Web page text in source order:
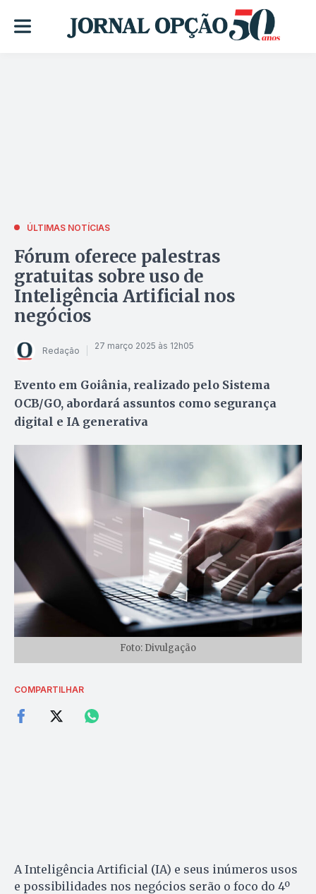
ÚLTIMAS NOTÍCIAS
Fórum oferece palestras
gratuitas sobre uso de
Inteligência Artificial nos
negócios
Redação 27 março 2025 às 12h05
Evento em Goiânia, realizado pelo Sistema
OCB/GO, abordará assuntos como segurança
digital e IA generativa
Foto: Divulgação
COMPARTILHAR
A Inteligência Artificial (IA) e seus inúmeros usos
e possibilidades nos negócios serão o foco do 4º